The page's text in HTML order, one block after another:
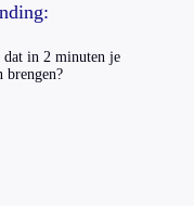
dat in 2 minuten je
brengen?